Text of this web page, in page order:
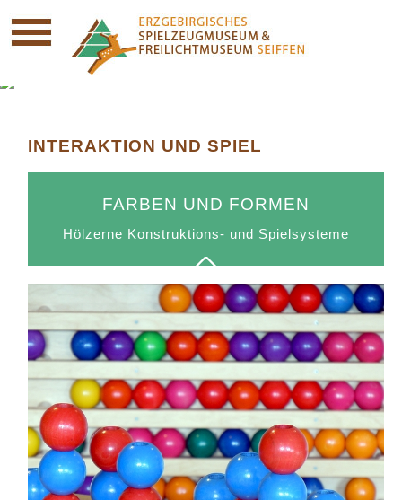
INTERAKTION UND SPIEL
FARBEN UND FORMEN
Hölzerne Konstruktions- und Spielsysteme